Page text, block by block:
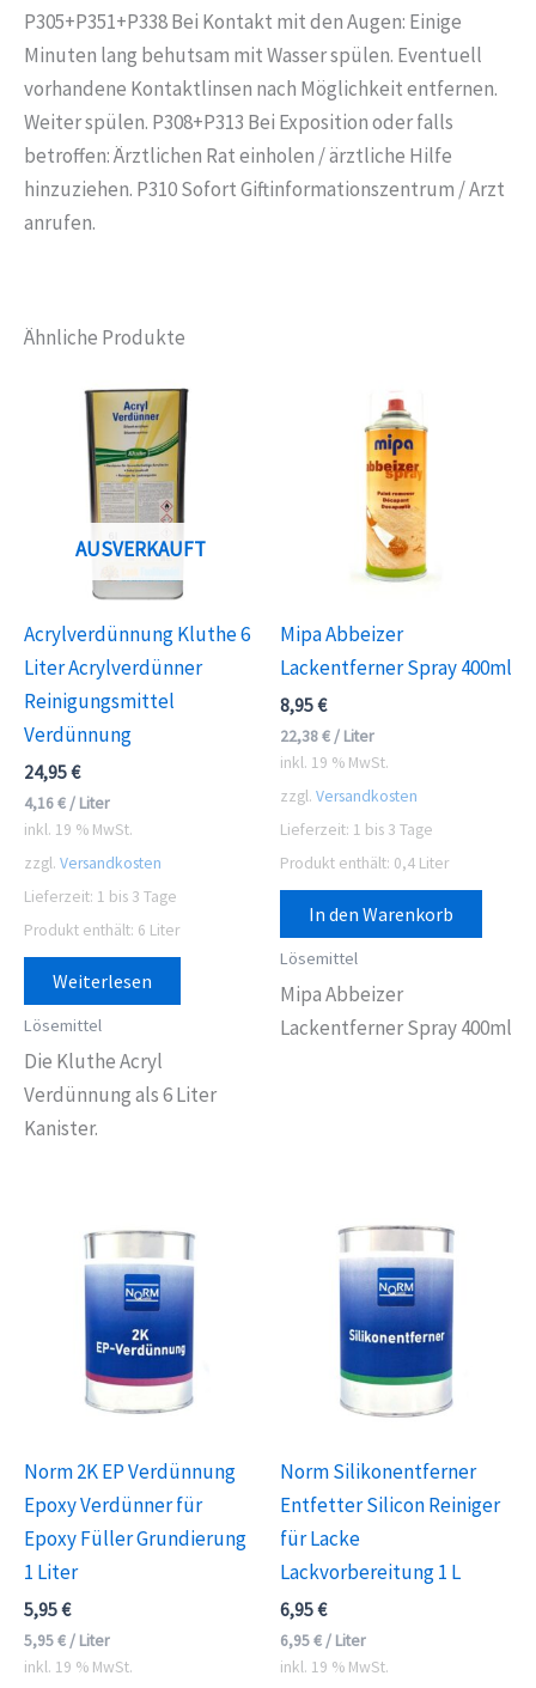
P305+P351+P338 Bei Kontakt mit den Augen: Einige
Minuten lang behutsam mit Wasser spülen. Eventuell
vorhandene Kontaktlinsen nach Möglichkeit entfernen.
Weiter spülen. P308+P313 Bei Exposition oder falls
betroffen: Ärztlichen Rat einholen / ärztliche Hilfe
hinzuziehen. P310 Sofort Giftinformationszentrum / Arzt
anrufen.
Ähnliche Produkte
AUSVERKAUFT
Acrylverdünnung Kluthe 6
Liter Acrylverdünner
Reinigungsmittel
Verdünnung
24,95€
4,16€ / Liter
inkl. 19 % MwSt.
zzgl. Versandkosten
Lieferzeit: 1 bis 3 Tage
Produkt enthält: 6 Liter
Weiterlesen
Lösemittel
Die Kluthe Acryl
Verdünnung als 6 Liter
Kanister.
Mipa Abbeizer
Lackentferner Spray 400ml
8,95€
22,38€ / Liter
inkl. 19 % MwSt.
zzgl. Versandkosten
Lieferzeit: 1 bis 3 Tage
Produkt enthält: 0,4 Liter
In den Warenkorb
Lösemittel
Mipa Abbeizer
Lackentferner Spray 400ml
Norm 2K EP Verdünnung
Epoxy Verdünner für
Epoxy Füller Grundierung
1 Liter
5,95€
5,95€ / Liter
inkl. 19 % MwSt.
Norm Silikonentferner
Entfetter Silicon Reiniger
für Lacke
Lackvorbereitung 1 L
6,95€
6,95€ / Liter
inkl. 19 % MwSt.